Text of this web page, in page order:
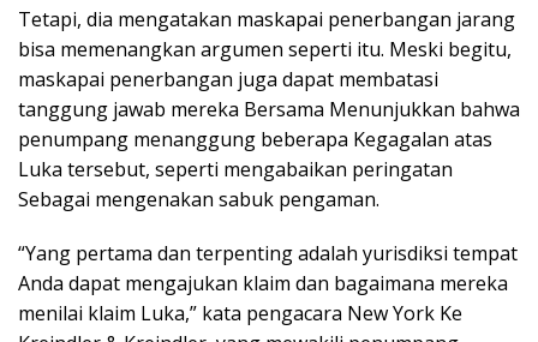
Tetapi, dia mengatakan maskapai penerbangan jarang
bisa memenangkan argumen seperti itu. Meski begitu,
maskapai penerbangan juga dapat membatasi
tanggung jawab mereka Bersama Menunjukkan bahwa
penumpang menanggung beberapa Kegagalan atas
Luka tersebut, seperti mengabaikan peringatan
Sebagai mengenakan sabuk pengaman.
“Yang pertama dan terpenting adalah yurisdiksi tempat
Anda dapat mengajukan klaim dan bagaimana mereka
menilai klaim Luka,” kata pengacara New York Ke